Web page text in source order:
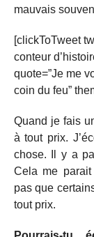
mauvais
[clickToTweet
conteur
quote=”Je me
coin du feu”
Quand je fais
à tout prix.
chose. Il y a
Cela me
pas que
tout prix.